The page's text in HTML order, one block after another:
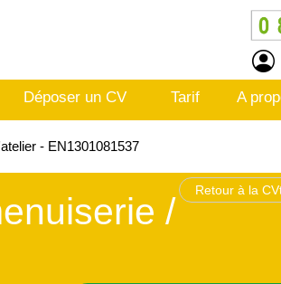
Déposer un CV Tarif A
- EN1301081537
Retour à la
/